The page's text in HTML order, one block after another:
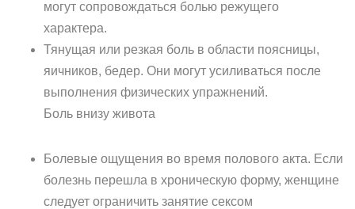
могут сопровождаться болью режущего
характера.
Тянущая или резкая боль в области поясницы,
яичников, бедер. Они могут усиливаться после
выполнения физических упражнений.
Боль внизу живота
Болевые ощущения во время полового акта. Если
болезнь перешла в хроническую форму, женщине
следует ограничить занятие сексом